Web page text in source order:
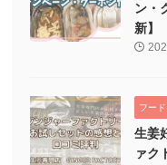
ン・
新】
フード
生姜
ァク